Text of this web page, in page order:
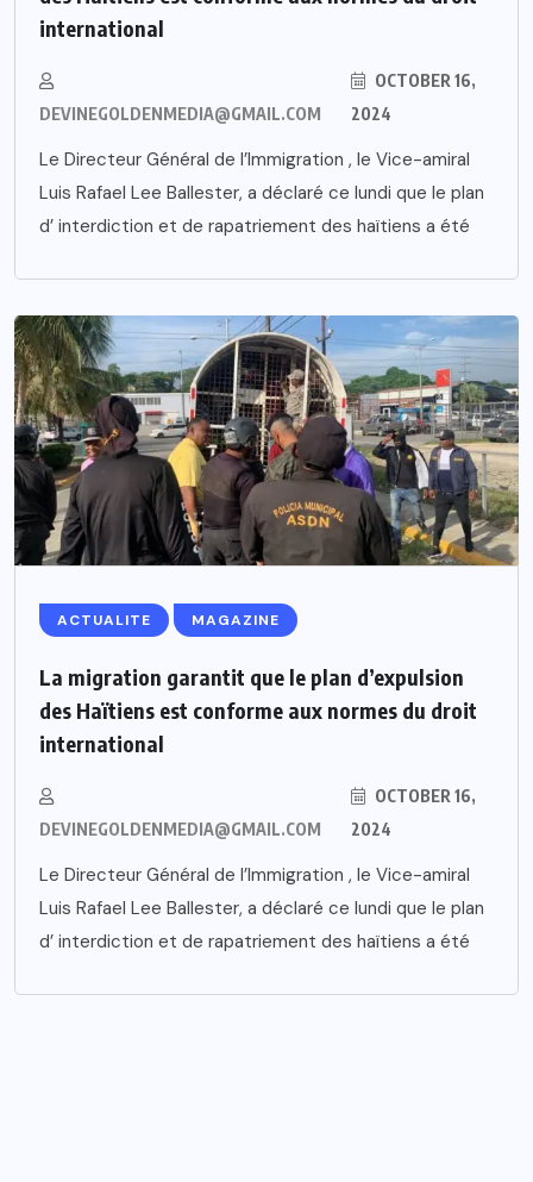
international
DEVINEGOLDENMEDIA@GMAIL.COM
OCTOBER 16,
2024
Le Directeur Général de l’Immigration , le Vice-amiral
Luis Rafael Lee Ballester, a déclaré ce lundi que le plan
d’ interdiction et de rapatriement des haïtiens a été
ACTUALITE MAGAZINE
La migration garantit que le plan d’expulsion
des Haïtiens est conforme aux normes du droit
international
DEVINEGOLDENMEDIA@GMAIL.COM
OCTOBER 16,
2024
Le Directeur Général de l’Immigration , le Vice-amiral
Luis Rafael Lee Ballester, a déclaré ce lundi que le plan
d’ interdiction et de rapatriement des haïtiens a été